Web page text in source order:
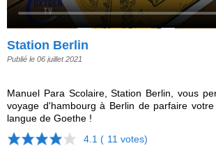
Station Berlin
Publié le 06 juillet 2021
Manuel Para Scolaire, Station Berlin, vous
voyage d'hambourg à Berlin de parfaire
langue de Goethe !
4.1 ( 11 votes)